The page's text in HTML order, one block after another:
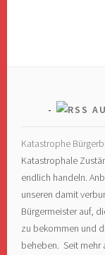
Katastrophe
Katastrophale
endlich handeln.
unseren damit
Bürgermeister auf,
zu bekommen und
beheben. Seit mehr